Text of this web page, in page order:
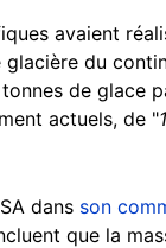
avaient
du
de glace
actuels, de "
dans son
que la